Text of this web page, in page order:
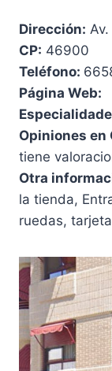
Dirección:
CP: 46900
Teléfono:
Página Web:
Opiniones en
tiene
Otra
la tienda,
ruedas,